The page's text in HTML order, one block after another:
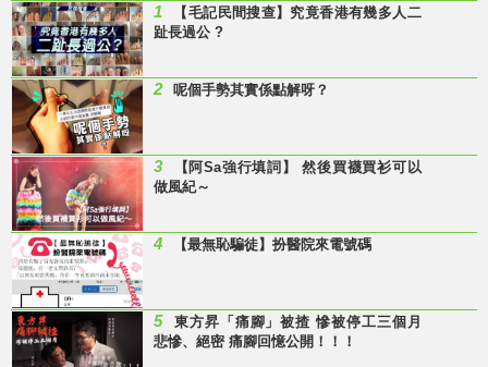
1
【毛記民間搜查】究竟香港有幾多人二
趾長過公 ?
2 呢個手勢其實係點解呀？
3
【阿Sa強行填詞】 然後買襪買衫可以
做風紀～
4 【最無恥騙徒】扮醫院來電號碼
5
東方昇「痛腳」被揸 慘被停工三個月
悲慘、絕密 痛腳回憶公開！！！